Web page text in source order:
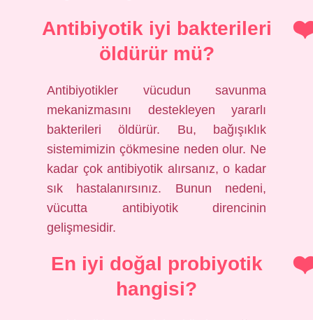
Antibiyotik iyi bakterileri
öldürür mü?
Antibiyotikler vücudun savunma
mekanizmasını destekleyen yararlı
bakterileri öldürür. Bu, bağışıklık
sistemimizin çökmesine neden olur. Ne
kadar çok antibiyotik alırsanız, o kadar
sık ​​hastalanırsınız. Bunun nedeni,
vücutta antibiyotik direncinin
gelişmesidir.
En iyi doğal probiyotik
hangisi?